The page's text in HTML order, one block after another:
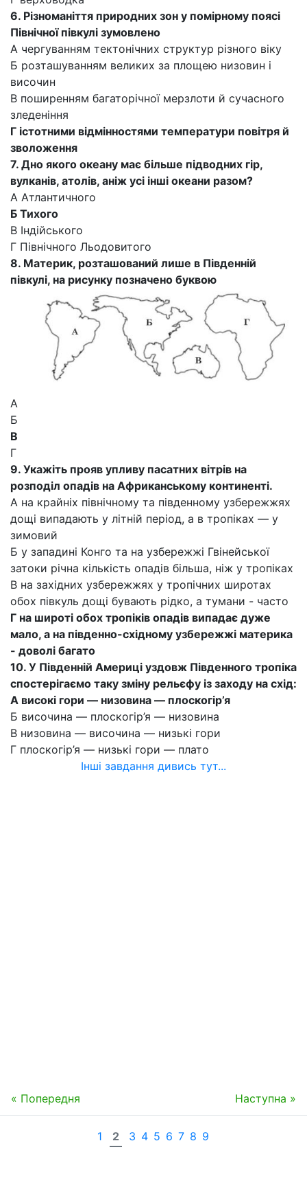
6. Різноманіття природних зон у помірному поясі
Північної півкулі зумовлено
А чергуванням тектонічних структур різного віку
Б розташуванням великих за площею низовин і
височин
В поширенням багаторічної мерзлоти й сучасного
зледеніння
Г істотними відмінностями температури повітря й
зволоження
7. Дно якого океану має більше підводних гір,
вулканів, атолів, аніж усі інші океани разом?
А Атлантичного
Б Тихого
В Індійського
Г Північного Льодовитого
8. Материк, розташований лише в Південній
півкулі, на рисунку позначено буквою
А
Б
В
Г
9. Укажіть прояв упливу пасатних вітрів на
розподіл опадів на Африканському континенті.
А на крайніх північному та південному узбережжях
дощі випадають у літній період, а в тропіках — у
зимовий
Б у западині Конго та на узбережжі Гвінейської
затоки річна кількість опадів більша, ніж у тропіках
В на західних узбережжях у тропічних широтах
обох півкуль дощі бувають рідко, а тумани - часто
Г на широті обох тропіків опадів випадає дуже
мало, а на південно-східному узбережжі материка
- доволі багато
10. У Південній Америці уздовж Південного тропіка
спостерігаємо таку зміну рельєфу із заходу на схід:
А високі гори — низовина — плоскогір’я
Б височина — плоскогір’я — низовина
В низовина — височина — низькі гори
Г плоскогір’я — низькі гори — плато
Інші завдання дивись тут...
« Попередня Наступна »
1 2 3 4 5 6 7 8 9